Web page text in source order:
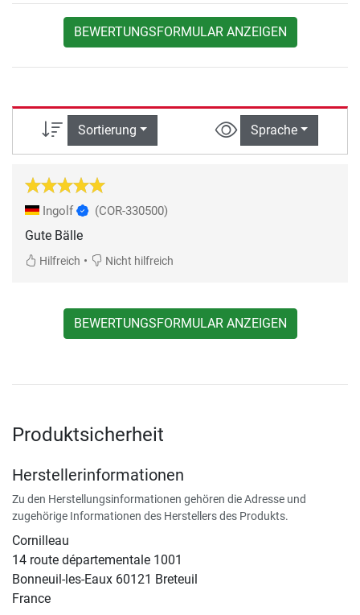
BEWERTUNGSFORMULAR ANZEIGEN
Sortierung Sprache
Ingolf (COR-330500)
Gute Bälle
Hilfreich • Nicht hilfreich
BEWERTUNGSFORMULAR ANZEIGEN
Produktsicherheit
Herstellerinformationen
Zu den Herstellungsinformationen gehören die Adresse und
zugehörige Informationen des Herstellers des Produkts.
Cornilleau
14 route départementale 1001
Bonneuil-les-Eaux 60121 Breteuil
France